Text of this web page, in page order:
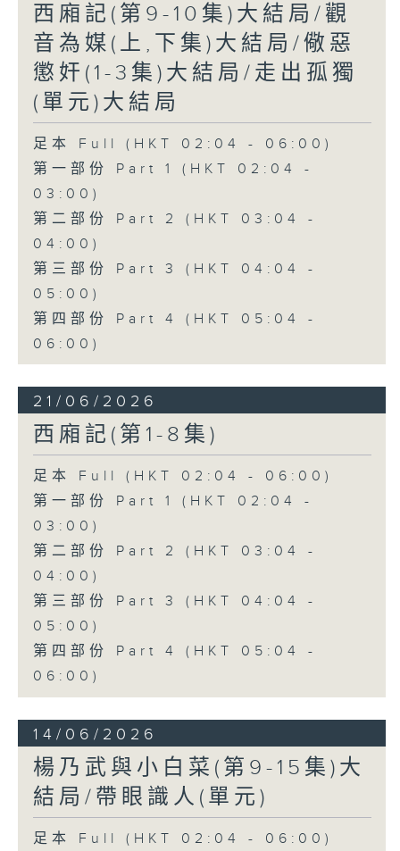
西廂記(第9-10集)大結局/觀
音為媒(上,下集)大結局/儆惡
懲奸(1-3集)大結局/走出孤獨
(單元)大結局
足本 Full (HKT 02:04 - 06:00)
第一部份 Part 1 (HKT 02:04 -
03:00)
第二部份 Part 2 (HKT 03:04 -
04:00)
第三部份 Part 3 (HKT 04:04 -
05:00)
第四部份 Part 4 (HKT 05:04 -
06:00)
21/06/2026
西廂記(第1-8集)
足本 Full (HKT 02:04 - 06:00)
第一部份 Part 1 (HKT 02:04 -
03:00)
第二部份 Part 2 (HKT 03:04 -
04:00)
第三部份 Part 3 (HKT 04:04 -
05:00)
第四部份 Part 4 (HKT 05:04 -
06:00)
14/06/2026
楊乃武與小白菜(第9-15集)大
結局/帶眼識人(單元)
足本 Full (HKT 02:04 - 06:00)